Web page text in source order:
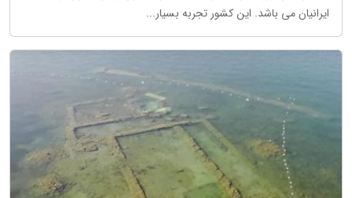
ایرانیان می باشد. این کشور تجربه بسیار...